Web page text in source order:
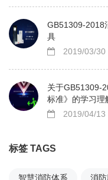
GB51309-2018
具
2019/03/30
关于GB51309-
标准》的学习理
2019/04/13
标签 TAGS
智慧消防体系 消